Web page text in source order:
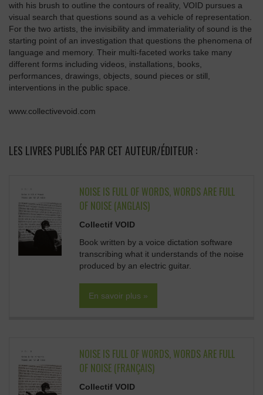
with his brush to outline the contours of reality, VOID pursues a
visual search that questions sound as a vehicle of representation.
For the two artists, the invisibility and immateriality of sound is the
starting point of an investigation that questions the phenomena of
language and memory. Their multi-faceted works take many
different forms including videos, installations, books,
performances, drawings, objects, sound pieces or still,
interventions in the public space.
www.collectivevoid.com
LES LIVRES PUBLIÉS PAR CET AUTEUR/ÉDITEUR :
NOISE IS FULL OF WORDS, WORDS ARE FULL
OF NOISE (ANGLAIS)
Collectif VOID
Book written by a voice dictation software
transcribing what it understands of the noise
produced by an electric guitar.
En savoir plus »
NOISE IS FULL OF WORDS, WORDS ARE FULL
OF NOISE (FRANÇAIS)
Collectif VOID